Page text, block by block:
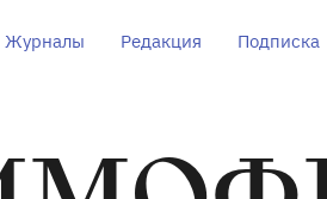
Журналы Редакция Подписка